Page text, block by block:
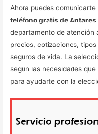
Ahora puedes
teléfono gratis de Antares
departamento de atención
precios, cotizaciones,
seguros de vida. La
según las necesidades
para ayudarte con la